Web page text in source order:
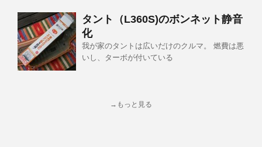
タント（L360S)のボンネット静音
化
我が家のタントは広いだけのクルマ。 燃費は悪
いし、ターボが付いている
→もっと見る